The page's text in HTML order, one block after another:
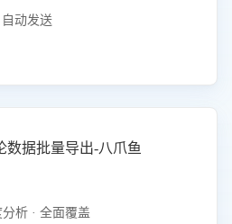
自动发送
数据批量导出-八爪鱼
析 · 全面覆盖